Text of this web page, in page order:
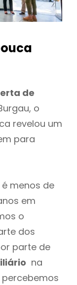
de
o
revelou um
para
menos de
em
o
dos
parte de
na